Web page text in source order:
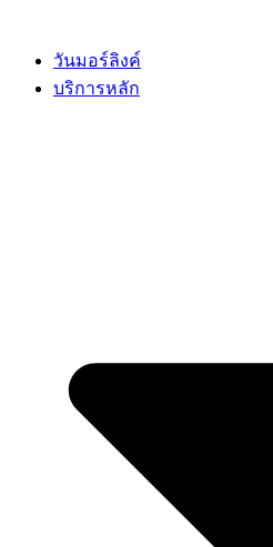
contentวันมอร์ลิงค์
บริการหลัก